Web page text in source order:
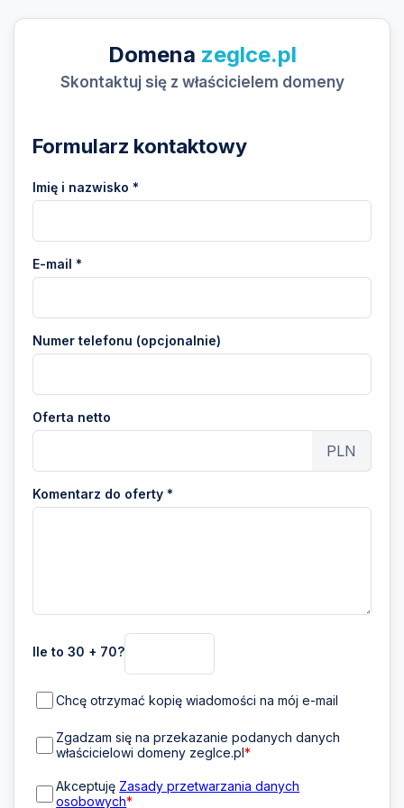
Domena zeglce.pl
Skontaktuj się z właścicielem domeny
Formularz kontaktowy
Imię i nazwisko *
E-mail *
Numer telefonu (opcjonalnie)
Oferta netto
PLN
Komentarz do oferty *
Ile to 30 + 70?
Chcę otrzymać kopię wiadomości na mój e-mail
Zgadzam się na przekazanie podanych danych
właścicielowi domeny zeglce.pl*
Akceptuję Zasady przetwarzania danych
osobowych*